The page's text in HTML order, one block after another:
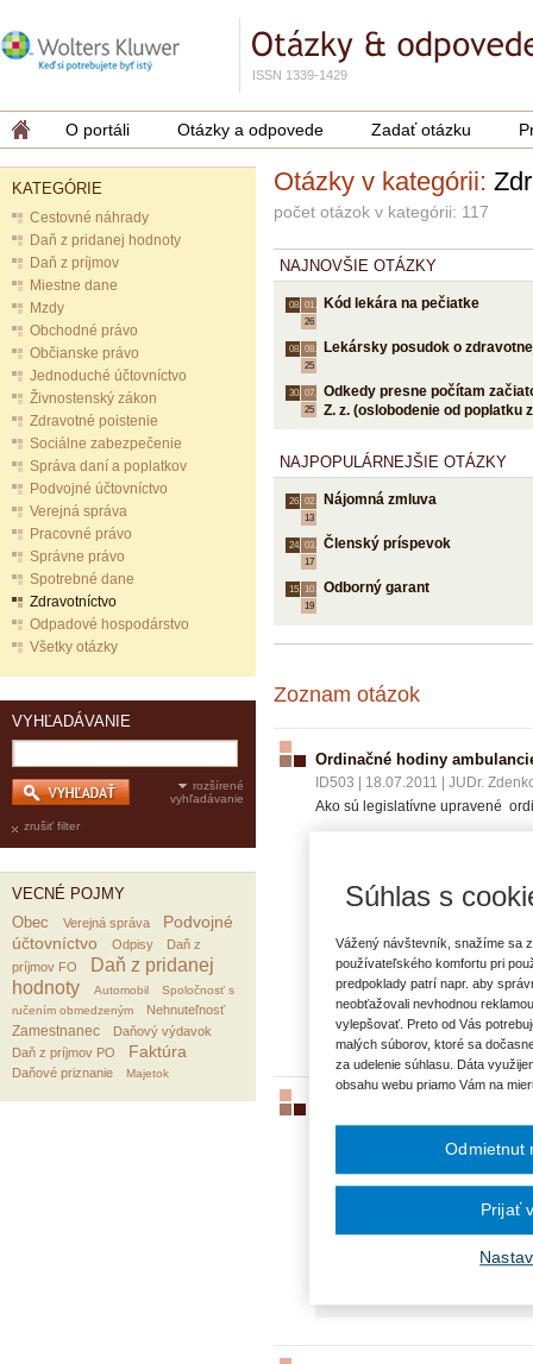
ISSN 1339-1429
O portáli Otázky a odpovede Zadať otázku
KATEGÓRIE
Cestovné náhrady
Daň z pridanej hodnoty
Daň z príjmov
Miestne dane
Mzdy
Obchodné právo
Občianske právo
Jednoduché účtovníctvo
Živnostenský zákon
Zdravotné poistenie
Sociálne zabezpečenie
Správa daní a poplatkov
Podvojné účtovníctvo
Verejná správa
Pracovné právo
Správne právo
Spotrebné dane
Zdravotníctvo
Odpadové hospodárstvo
Všetky otázky
VYHĽADÁVANIE
rozšírené
vyhľadávanie
zrušiť filter
VECNÉ POJMY
Obec
Verejná správa
Podvojné
účtovníctvo
Odpisy
Daň z
príjmov FO
Daň z pridanej
hodnoty
Automobil
Spoločnosť s
ručením obmedzeným
Nehnuteľnosť
Zamestnanec
Daňový výdavok
Daň z príjmov PO
Faktúra
Daňové priznanie Majetok
Otázky v kategórii:
počet otázok v kategórii: 117
NAJNOVŠIE OTÁZKY
08. 01.
26
Kód lekára na pečiatke
08. 08.
25
Lekársky posudok o
30. 07.
25
Odkedy presne počítam
Z. z. (oslobodenie od poplatku
NAJPOPULÁRNEJŠIE OTÁZKY
26. 02.
13
Nájomná zmluva
24. 03.
17
Členský príspevok
15. 10.
19
Odborný garant
Zoznam otázok
Ordinačné hodiny
ID503 18.07.2011
JUDr.
Ako sú legislatívne upravené
Je povinnosťou pri výkone
Majú ordinačné hodiny
VECNÉ POJMY:
Ordinačné hodiny
ID501| 18.07.2011|JUDr.
Má zdravotná poisťovňa právo
lekárov, následne bol
Súhlas s
Vážený návštevník, snažíme sa
používateľského komfortu pri
predpoklady patrí napr. aby
neobťažovali nevhodnou
vylepšovať. Preto od Vás
malých súborov, ktoré sa
za udelenie súhlasu. Dáta
obsahu webu priamo Vám na
Odmietnut
Prijať